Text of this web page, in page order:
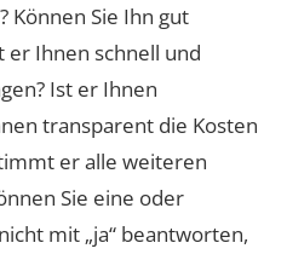
Können Sie Ihn gut
Ihnen schnell und
Ist er Ihnen
transparent die Kosten
er alle weiteren
Sie eine oder
mit „ja“ beantworten,